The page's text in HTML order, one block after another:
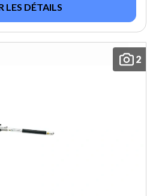
LES DÉTAILS
2